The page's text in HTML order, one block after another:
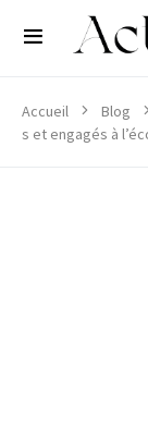
Accueil Blog
s et engagés à